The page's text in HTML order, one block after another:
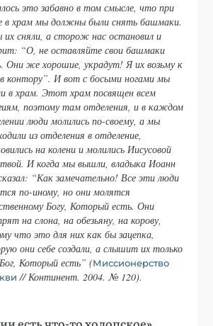
это забавно в том смысле, что при
в храм мы должны были снять башмаки.
сняли, а сторож нас остановил и
“О, не оставляйте свои башмаки
Они же хорошие, украдут! Я их возьму к
в контору”. И вот с босыми ногами мы
в храм. Этот храм посвящен всем
поэтому там отделения, и в каждом
люди молились по-своему, а мы
из отделения в отделение,
на колени и молились Иисусовой
И когда мы вышли, владыка Иоанн
“Как замечательно! Все эти люди
по-иному, но они молятся
Богу, Который есть. Они
на слона, на обезьяну, на корову,
что это для них как бы зацепка,
они себе создали, а слышит их только
Который есть” (Миссионерство
// Континент. 2004. № 120).